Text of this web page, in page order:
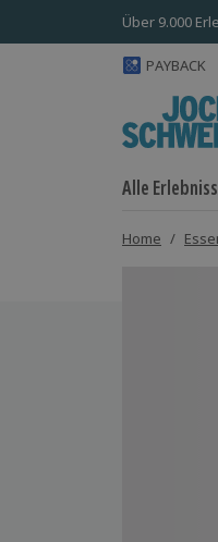
Über 9.000
PAYBACK
Alle
Home /